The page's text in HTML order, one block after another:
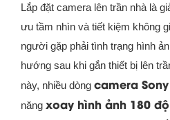
Lắp đặt camera lên trần nhà là
ưu tầm nhìn và tiết kiệm không
người gặp phải tình trạng hình
hướng sau khi gắn thiết bị lên
này, nhiều dòng camera Sony
năng xoay hình ảnh 180 độ